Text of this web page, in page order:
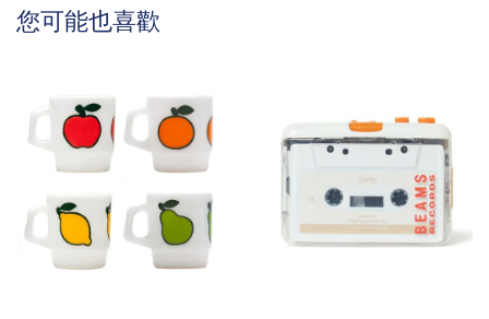
您可能也喜歡